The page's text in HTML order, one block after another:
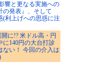
響と更なる実施への
の発表』、そして
(利上げへの思惑に注
に!? 米ドル高・円
に140円の大台打診
ない！ 今回の介入は